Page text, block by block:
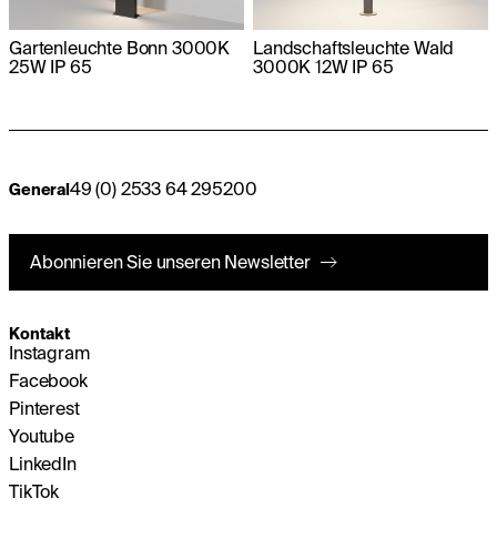
Gartenleuchte Bonn 3000K
25W IP 65
Landschaftsleuchte Wald
3000K 12W IP 65
General 49 (0) 2533 64 295200
Abonnieren Sie unseren Newsletter
Kontakt
Instagram
Facebook
Pinterest
Youtube
LinkedIn
TikTok